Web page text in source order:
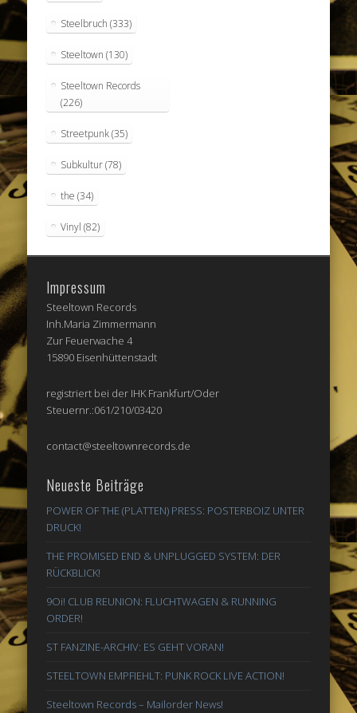
Steelbruch (333)
Steeltown (130)
Steeltown Records
(226)
Streetpunk(35)
Subkultur(78)
the (34)
Vinyl (82)
Impressum
Steeltown Records
Inh.Maria Zimmermann
Zur Feuerwache 4
15890 Eisenhüttenstadt
registriert bei der IHK Frankfurt/Oder
Steuernr.:061/210/03420
contact@steeltownrecords.de
Neueste Beiträge
POWER OF THE (PLATTEN) PRESS: POSTERBOIZ UNTER
DRUCK!
THE PROMISED END & UNPLUGGED SYSTEM: DER
RÜCKBLICK!
9Oi! CLUB REUNION: FLUCHTWAGEN & RUNNING
ORDER!
ST FANZINE-ARCHIV: ES GEHT VORAN!
STEELTOWN EMPFIEHLT: PUNK ROCK LIVE ACTION!
Steeltown Records – Mailorder News!